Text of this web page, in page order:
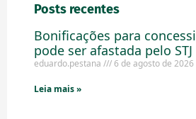
Posts recentes
Bonificações para
pode ser afastada pelo
eduardo.pestana 6 de agosto de 2026
Leia mais »